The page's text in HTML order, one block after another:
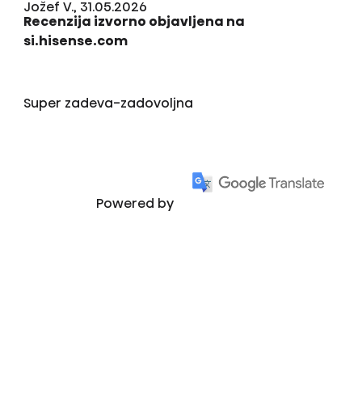
Jožef V., 31.05.2026
Recenzija izvorno objavljena na
si.hisense.com
Super zadeva-zadovoljna
Powered by